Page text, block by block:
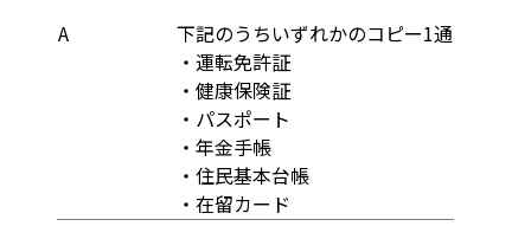
A
下記のうちいずれかのコピー1通
・運転免許証
・健康保険証
・パスポート
・年金手帳
・住民基本台帳
・在留カード